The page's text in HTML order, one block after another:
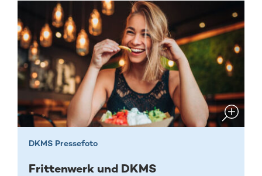
DKMS Pressefoto
Frittenwerk und DKMS